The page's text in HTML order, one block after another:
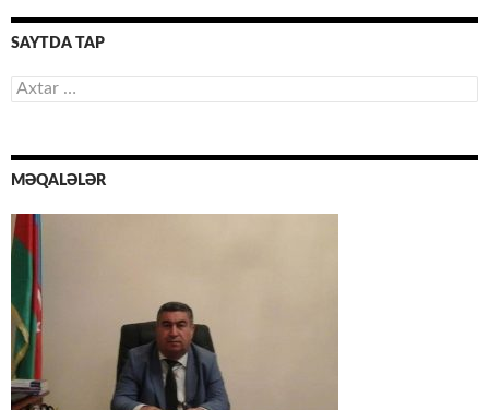
SAYTDA TAP
Axtarış:
MƏQALƏLƏR